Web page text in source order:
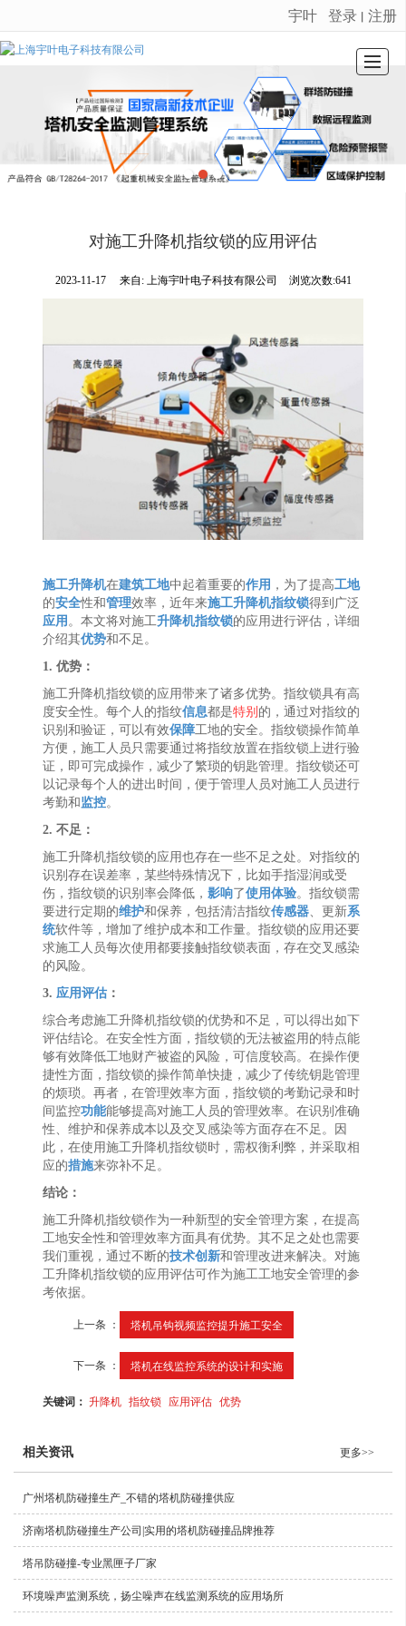
很遗憾，因您的浏览器版本过低导致无法获得最佳浏览体验，推荐下载安装谷歌浏览器！
宇叶 登录 丨 注册
公司介绍 荣誉证书 产品展示 留言反馈 联系我们
对施工升降机指纹锁的应用评估
2023-11-17 来自: 上海宇叶电子科技有限公司 浏览次数:641
施工升降机在建筑工地中起着重要的作用 ，为了提高工地
的安全性和管理效率，近年来施工升降机指纹锁得到广泛
应用 。本文将对施工升降机指纹锁的应用进行评估，详细
介绍其优势和不足。
1. 优势：
施工升降机指纹锁的应用带来了诸多优势。指纹锁具有高
度安全性。每个人的指纹信息都是特别 的，通过对指纹的
识别和验证，可以有效保障工地的安全。指纹锁操作简单
方便，施工人员只需要通过将指纹放置在指纹锁上进行验
证，即可完成操作，减少了繁琐的钥匙管理。指纹锁还可
以记录每个人的进出时间，便于管理人员对施工人员进行
考勤和监控。
2. 不足：
施工升降机指纹锁的应用也存在一些不足之处。对指纹的
识别存在误差率，某些特殊情况下，比如手指湿润或受
伤，指纹锁的识别率会降低，影响了使用体验。指纹锁需
要进行定期的维护和保养，包括清洁指纹传感器 、更新系
统软件等，增加了维护成本和工作量。指纹锁的应用还要
求施工人员每次使用都要接触指纹锁表面，存在交叉感染
的风险。
3. 应用评估 ：
综合考虑施工升降机指纹锁的优势和不足，可以得出如下
评估结论。在安全性方面，指纹锁的无法被盗用的特点能
够有效降低工地财产被盗的风险，可信度较高。在操作便
捷性方面，指纹锁的操作简单快捷，减少了传统钥匙管理
的烦琐。再者，在管理效率方面，指纹锁的考勤记录和时
间监控功能能够提高对施工人员的管理效率。在识别准确
性、维护和保养成本以及交叉感染等方面存在不足。因
此，在使用施工升降机指纹锁时，需权衡利弊，并采取相
应的措施来弥补不足。
结论：
施工升降机指纹锁作为一种新型的安全管理方案，在提高
工地安全性和管理效率方面具有优势。其不足之处也需要
我们重视，通过不断的技术创新和管理改进来解决。对施
工升降机指纹锁的应用评估可作为施工工地安全管理的参
考依据。
上一条 ： 塔机吊钩视频监控提升施工安全
下一条 ： 塔机在线监控系统的设计和实施
关键词：升降机 指纹锁 应用评估 优势
相关资讯 更多>>
广州塔机防碰撞生产_不错的塔机防碰撞供应
济南塔机防碰撞生产公司|实用的塔机防碰撞品牌推荐
塔吊防碰撞-专业黑匣子厂家
环境噪声监测系统，扬尘噪声在线监测系统的应用场所